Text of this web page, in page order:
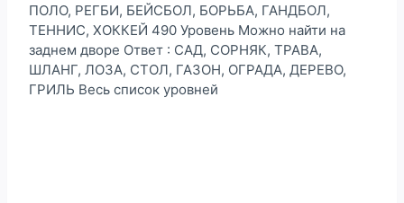
ПОЛО, РЕГБИ, БЕЙСБОЛ, БОРЬБА, ГАНДБОЛ,
ТЕННИС, ХОККЕЙ 490 Уровень Можно найти на
заднем дворе Ответ : САД, СОРНЯК, ТРАВА,
ШЛАНГ, ЛОЗА, СТОЛ, ГАЗОН, ОГРАДА, ДЕРЕВО,
ГРИЛЬ Весь список уровней